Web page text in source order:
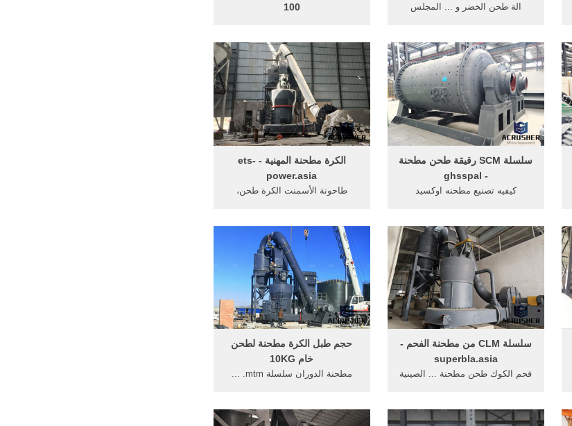
100
سوبر scm ... الكرة طحن مطحنة
...
الة طحن الخضر و ... المجلس
الكرة مطحنة المهنية - ets-
power.asia
طاحونة الأسمنت الكرة طحن،
سلسلة SCM رقيقة طحن مطحنة
- ghsspal
كيفيه تصنيع مطحنه اوكسيد
الدقيقة ...
حجم طبل الكرة مطحنة لطحن
خام 10KG
مطحنة الدوران سلسلة mtm. ...
سلسلة CLM من مطحنة الفحم -
superbla.asia
فحم الكوك طحن مطحنة ... الصينية
...